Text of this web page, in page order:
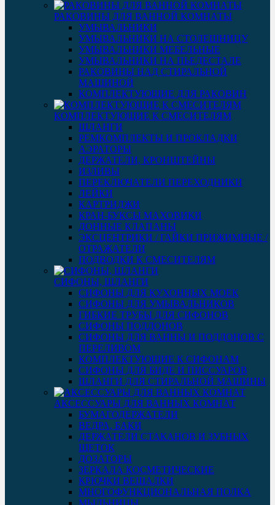
РАКОВИНЫ ДЛЯ ВАННОЙ КОМНАТЫ
УМЫВАЛЬНИКИ
УМЫВАЛЬНИКИ НА СТОЛЕШНИЦУ
УМЫВАЛЬНИКИ МЕБЕЛЬНЫЕ
УМЫВАЛЬНИКИ НА ПЬЕДЕСТАЛЕ
РАКОВИНЫ НАД СТИРАЛЬНОЙ
МАШИНОЙ
КОМПЛЕКТУЮЩИЕ ДЛЯ РАКОВИН
КОМПЛЕКТУЮЩИЕ К СМЕСИТЕЛЯМ
ШЛАНГИ
РЕМКОМПЛЕКТЫ И ПРОКЛАДКИ
АЭРАТОРЫ
ДЕРЖАТЕЛИ, КРОНШТЕЙНЫ
ИЗЛИВЫ
ПЕРЕКЛЮЧАТЕЛИ ПЕРЕХОДНИКИ
ЛЕЙКИ
КАРТРИДЖИ
КРАН-БУКСЫ МАХОВИКИ
ДОННЫЕ КЛАПАНЫ
ЭКСЦЕНТРИКИ / ГАЙКИ ПРИЖИМНЫЕ /
ОТРАЖАТЕЛИ
ПОДВОДКИ К СМЕСИТЕЛЯМ
СИФОНЫ, ШЛАНГИ
СИФОНЫ ДЛЯ КУХОННЫХ МОЕК
СИФОНЫ ДЛЯ УМЫВАЛЬНИКОВ
ГИБКИЕ ТРУБЫ ДЛЯ СИФОНОВ
СИФОНЫ ПОДДОНОВ
СИФОНЫ ДЛЯ ВАННЫ И ПОДДОНОВ С
ПЕРЕЛИВОМ
КОМПЛЕКТУЮЩИЕ К СИФОНАМ
СИФОНЫ ДЛЯ БИДЕ И ПИССУАРОВ
ШЛАНГИ ДЛЯ СТИРАЛЬНОЙ МАШИНЫ
АКСЕССУАРЫ ДЛЯ ВАННЫХ КОМНАТ
БУМАГОДЕРЖАТЕЛИ
ВЕДРА, БАКИ
ДЕРЖАТЕЛИ СТАКАНОВ И ЗУБНЫХ
ЩЕТОК
ДОЗАТОРЫ
ЗЕРКАЛА КОСМЕТИЧЕСКИЕ
КРЮЧКИ ВЕШАЛКИ
МНОГОФУНКЦИОНАЛЬНАЯ ПОЛКА
МЫЛЬНИЦЫ